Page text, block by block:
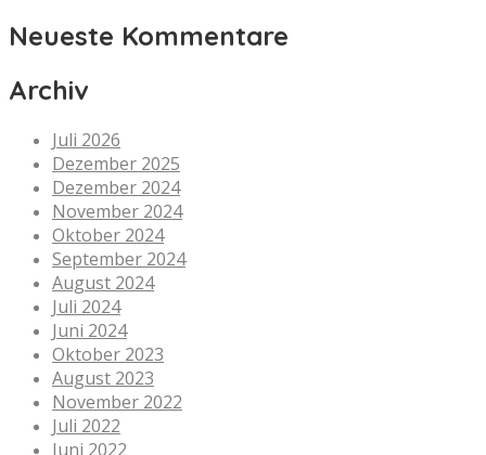
Neueste Kommentare
Archiv
Juli 2026
Dezember 2025
Dezember 2024
November 2024
Oktober 2024
September 2024
August 2024
Juli 2024
Juni 2024
Oktober 2023
August 2023
November 2022
Juli 2022
Juni 2022